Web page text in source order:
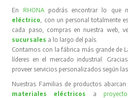
En RHONA podrás encontrar lo que
eléctrico , con un personal totalmente
cada paso, compras en nuestra web,
sucursales a lo largo del país.
Contamos con la fábrica más grande de
líderes en el mercado industrial.
proveer servicios personalizados según
Nuestras Familias de productos
materiales eléctricos
a